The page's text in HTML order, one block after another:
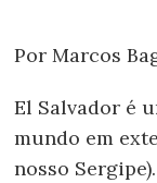
Por Marcos
El Salvador é
mundo em
nosso